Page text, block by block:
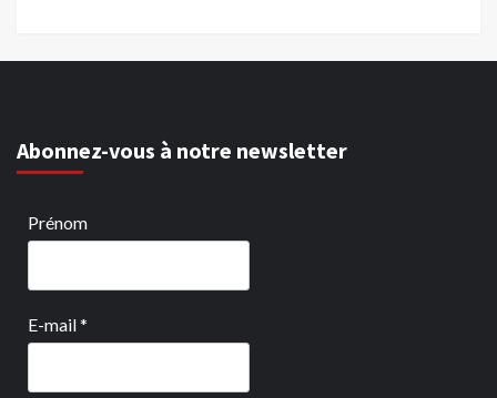
Abonnez-vous à notre newsletter
Prénom
E-mail*